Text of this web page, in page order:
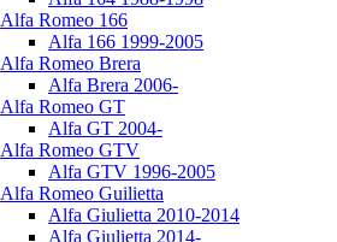
Alfa Romeo 166
Alfa 166 1999-2005
Alfa Romeo Brera
Alfa Brera 2006-
Alfa Romeo GT
Alfa GT 2004-
Alfa Romeo GTV
Alfa GTV 1996-2005
Alfa Romeo Guilietta
Alfa Giulietta 2010-2014
Alfa Giulietta 2014-